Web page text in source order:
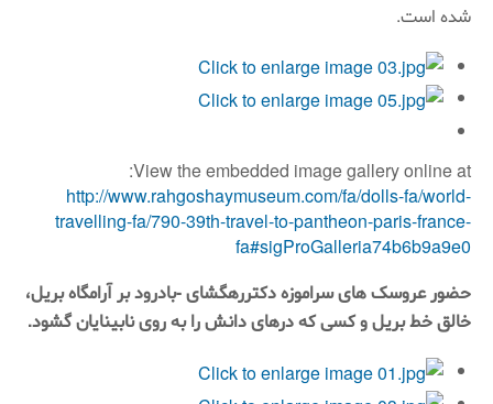
شده است.
View the embedded image gallery online at:
http://www.rahgoshaymuseum.com/fa/dolls-fa/world-
travelling-fa/790-39th-travel-to-pantheon-paris-france-
fa#sigProGalleria74b6b9a9e0
حضور عروسک های سراموزه دکتررهگشای -بادرود بر آرامگاه بریل،
خالق خط بریل و کسی که درهای دانش را به روی نابینایان گشود.